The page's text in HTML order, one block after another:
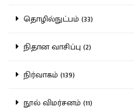
தொழில்நுட்பம் (33)
நிதான வாசிப்பு (2)
நிர்வாகம் (139)
நூல் விமர்சனம் (11)